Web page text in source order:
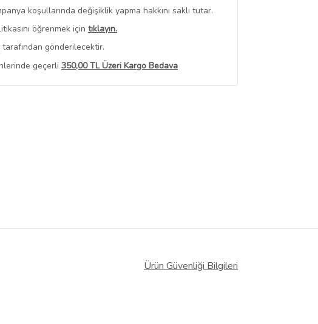
koşullarında değişiklik yapma hakkını saklı tutar.
öğrenmek için tıklayın.
tarafından gönderilecektir.
geçerli 350,00 TL Üzeri Kargo Bedava
Ürünlerini Görüntüle
Ürün Güvenliği Bilgileri